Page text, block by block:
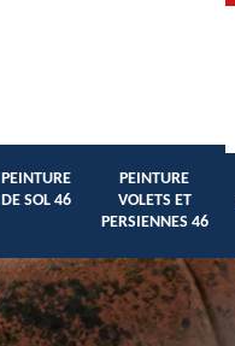
PEINTURE
DE SOL 46
PEINTURE
VOLETS ET
PERSIENNES 46